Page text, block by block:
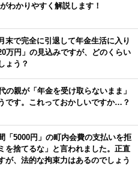
わかりやすく解説します！
末で完全に引退して年金生活に入り
万円」の見込みですが、どのくらい
ょう？
の親が「年金を受け取らないまま」
です。これっておかしいですか…？
「5000円」の町内会費の支払いを拒
を捨てるな」と言われました。正直
が、法的な拘束力はあるのでしょう